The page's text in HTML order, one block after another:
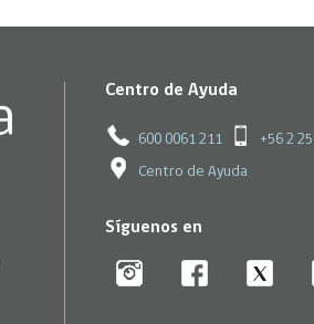
Centro de Ayuda
600 0061 211 +56 2
Centro de Ayuda
Síguenos en